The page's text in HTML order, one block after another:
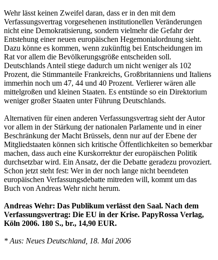
Wehr lässt keinen Zweifel daran, dass er in den mit dem
Verfassungsvertrag vorgesehenen institutionellen Veränderungen
nicht eine Demokratisierung, sondern vielmehr die Gefahr der
Entstehung einer neuen europäischen Hegemonialordnung sieht.
Dazu könne es kommen, wenn zukünftig bei Entscheidungen im
Rat vor allem die Bevölkerungsgröße entscheiden soll.
Deutschlands Anteil stiege dadurch um nicht weniger als 102
Prozent, die Stimmanteile Frankreichs, Großbritanniens und Italiens
immerhin noch um 47, 44 und 40 Prozent. Verlierer wären alle
mittelgroßen und kleinen Staaten. Es entstünde so ein Direktorium
weniger großer Staaten unter Führung Deutschlands.
Alternativen für einen anderen Verfassungsvertrag sieht der Autor
vor allem in der Stärkung der nationalen Parlamente und in einer
Beschränkung der Macht Brüssels, denn nur auf der Ebene der
Mitgliedstaaten können sich kritische Öffentlichkeiten so bemerkbar
machen, dass auch eine Kurskorrektur der europäischen Politik
durchsetzbar wird. Ein Ansatz, der die Debatte geradezu provoziert.
Schon jetzt steht fest: Wer in der noch lange nicht beendeten
europäischen Verfassungsdebatte mitreden will, kommt um das
Buch von Andreas Wehr nicht herum.
Andreas Wehr: Das Publikum verlässt den Saal. Nach dem
Verfassungsvertrag: Die EU in der Krise. PapyRossa Verlag,
Köln 2006. 180 S., br., 14,90 EUR.
* Aus: Neues Deutschland, 18. Mai 2006